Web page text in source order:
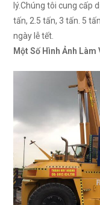
lý.Chúng tôi cung cấp
tấn, 2.5 tấn, 3 tấn. 5
ngày lễ tết.
Một Số Hình Ảnh